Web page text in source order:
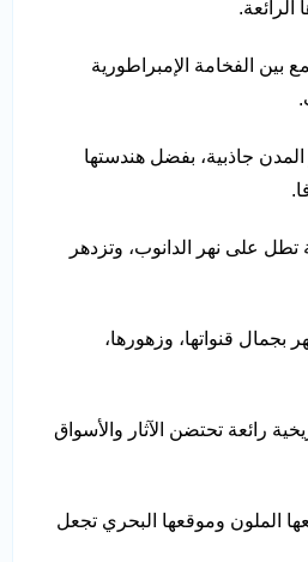
بين الفخامة الإمبراطورية
جاذبية، بفضل هندستها
على نهر الدانوب، وتزدهر
بجمال قنواتها، وزهورها،
رائعة تحتضن الآثار والأسواق
الملون وموقعها البحري تجعل